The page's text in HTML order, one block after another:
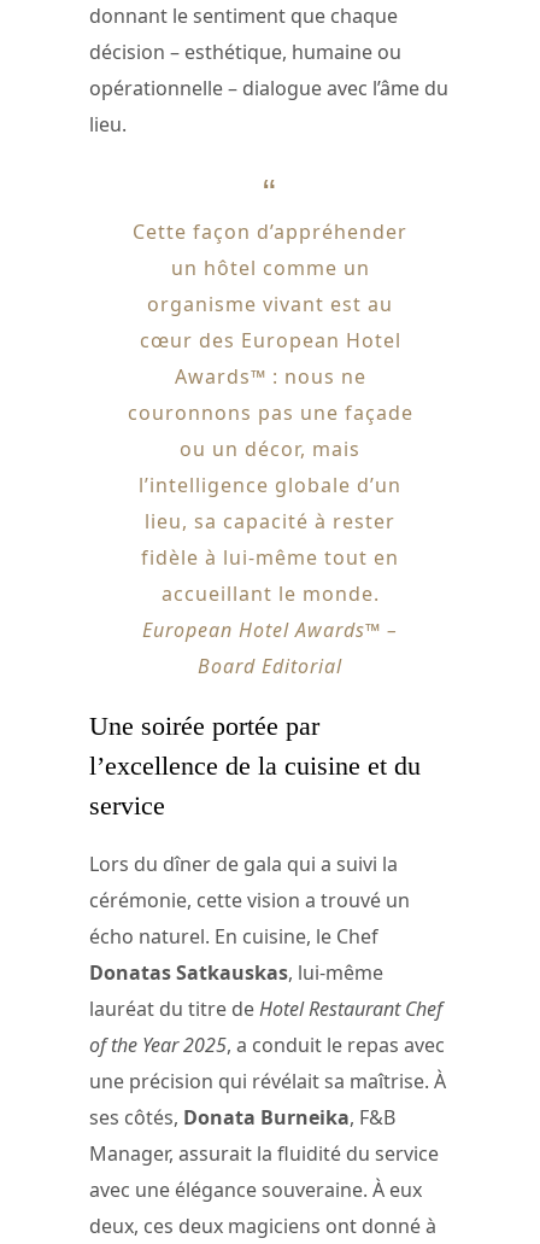
donnant le sentiment que chaque
décision – esthétique, humaine ou
opérationnelle – dialogue avec l’âme du
lieu.
Cette façon d’appréhender
un hôtel comme un
organisme vivant est au
cœur des European Hotel
Awards™ : nous ne
couronnons pas une façade
ou un décor, mais
l’intelligence globale d’un
lieu, sa capacité à rester
fidèle à lui-même tout en
accueillant le monde.
European Hotel Awards™ –
Board Editorial
Une soirée portée par
l’excellence de la cuisine et du
service
Lors du dîner de gala qui a suivi la
cérémonie, cette vision a trouvé un
écho naturel. En cuisine, le Chef
Donatas Satkauskas, lui-même
lauréat du titre deHotel Restaurant Chef
of the Year 2025, a conduit le repas avec
une précision qui révélait sa maîtrise. À
ses côtés, Donata Burneika, F&B
Manager, assurait la fluidité du service
avec une élégance souveraine. À eux
deux, ces deux magiciens ont donné à